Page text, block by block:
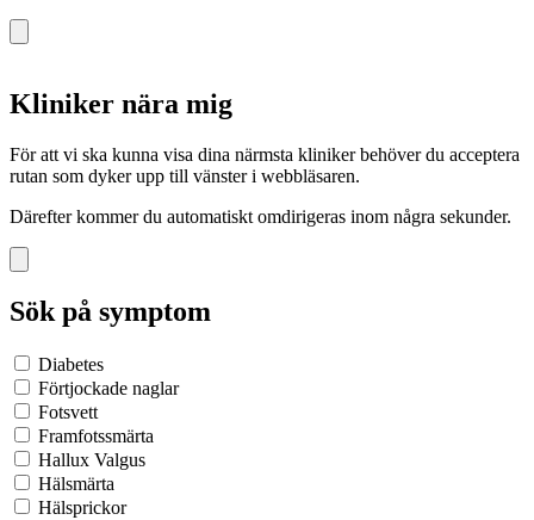
Kliniker nära mig
För att vi ska kunna visa dina närmsta kliniker behöver du acceptera
rutan som dyker upp till vänster i webbläsaren.
Därefter kommer du automatiskt omdirigeras inom några sekunder.
Sök på symptom
Diabetes
Förtjockade naglar
Fotsvett
Framfotssmärta
Hallux Valgus
Hälsmärta
Hälsprickor